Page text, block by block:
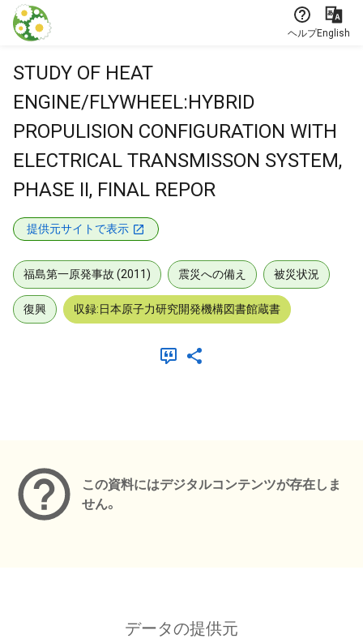
本文に飛ぶ
ヘルプEnglish
STUDY OF HEAT
ENGINE/FLYWHEEL:HYBRID
PROPULISION CONFIGURATION WITH
ELECTRICAL TRANSMISSON SYSTEM,
PHASE II, FINAL REPOR
提供元サイトで表示
福島第一原発事故 (2011) 震災への備え 被災状況
復興 収録:日本原子力研究開発機構図書館蔵書
この資料にはデジタルコンテンツが存在しま
せん。
データの提供元